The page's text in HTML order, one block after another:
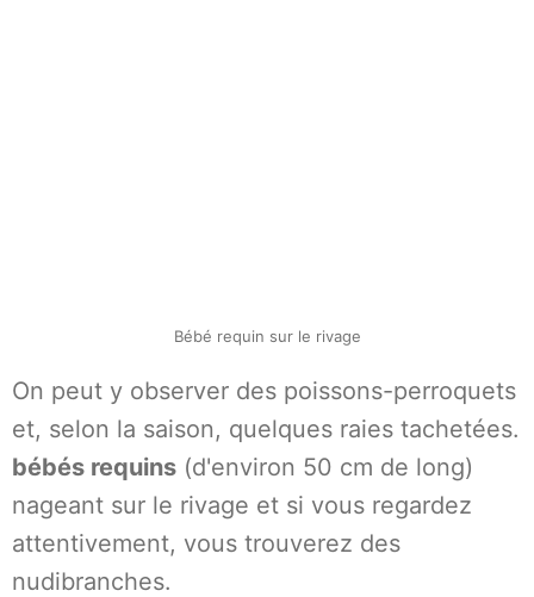
Bébé requin sur le rivage
On peut y observer des poissons-perroquets
et, selon la saison, quelques raies tachetées.
bébés requins (d'environ 50 cm de long)
nageant sur le rivage et si vous regardez
attentivement, vous trouverez des
nudibranches.